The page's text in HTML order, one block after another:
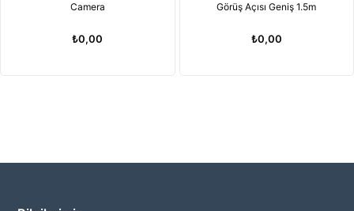
Camera
₺0,00
Görüş Açısı Geniş 1.5m
₺0,00